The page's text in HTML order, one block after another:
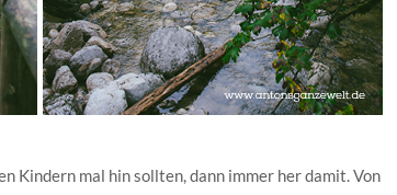
Kindern mal hin sollten, dann immer her damit. Von